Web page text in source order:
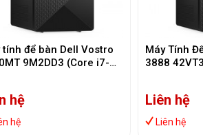
tính để bàn Dell Vostro
9M2DD3 (Core i7-
/ Windows Home 11
+Office Home
Màu đen)
hệ
hệ
Máy Tính
3888
1)
Liên hệ
Liên hệ